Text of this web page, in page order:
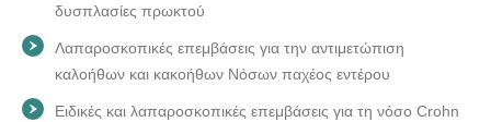
δυσπλασίες πρωκτού
Λαπαροσκοπικές επεμβάσεις για την αντιμετώπιση
καλοήθων και κακοήθων Νόσων παχέος εντέρου
Ειδικές και λαπαροσκοπικές επεμβάσεις για τη νόσο Crohn